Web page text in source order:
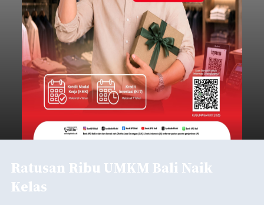
Ratusan Ribu UMKM Bali Naik
Kelas